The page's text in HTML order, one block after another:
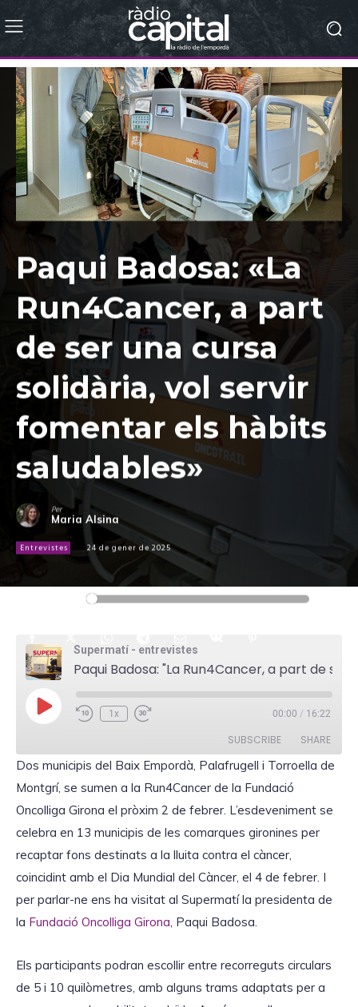
Paqui Badosa: «La
Run4Cancer, a part
de ser una cursa
solidària, vol servir
fomentar els hàbits
saludables»
Per
Maria Alsina
Entrevistes 24 de gener de 2025
Reproductor
Supermatí - entrevistes
P
l
E
p
i
s
o
d
e
1x 00:00 / 16:22
SUBSCRIBE SHARE
RSS FEED
SHARE
EMBED
Dos municipis del Baix Empordà, Palafrugell i Torroella de
Montgrí, se sumen a la Run4Cancer de la Fundació
Oncolliga Girona el pròxim 2 de febrer. L’esdeveniment se
celebra en 13 municipis de les comarques gironines per
recaptar fons destinats a la lluita contra el càncer,
coincidint amb el Dia Mundial del Càncer, el 4 de febrer. I
per parlar-ne ens ha visitat al Supermatí la presidenta de
la Fundació Oncolliga Girona, Paqui Badosa.
Els participants podran escollir entre recorreguts circulars
de 5 i 10 quilòmetres, amb alguns trams adaptats per a